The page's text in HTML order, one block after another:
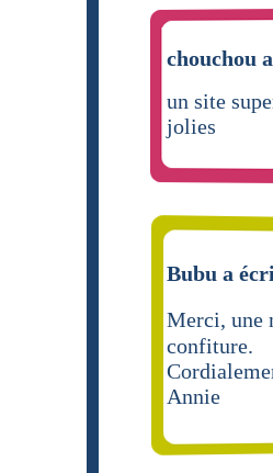
chouchou
un site
jolies
Bubu a
Merci, une
confiture.
Annie